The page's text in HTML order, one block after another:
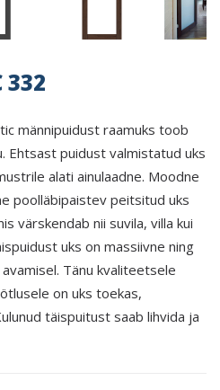
332
männipuidust raamuks toob
Ehtsast puidust valmistatud uks
alati ainulaadne. Moodne
poolläbipaistev peitsitud uks
värskendab nii suvila, villa kui
uks on massiivne ning
Tänu kvaliteetsele
on uks toekas,
täispuitust saab lihvida ja